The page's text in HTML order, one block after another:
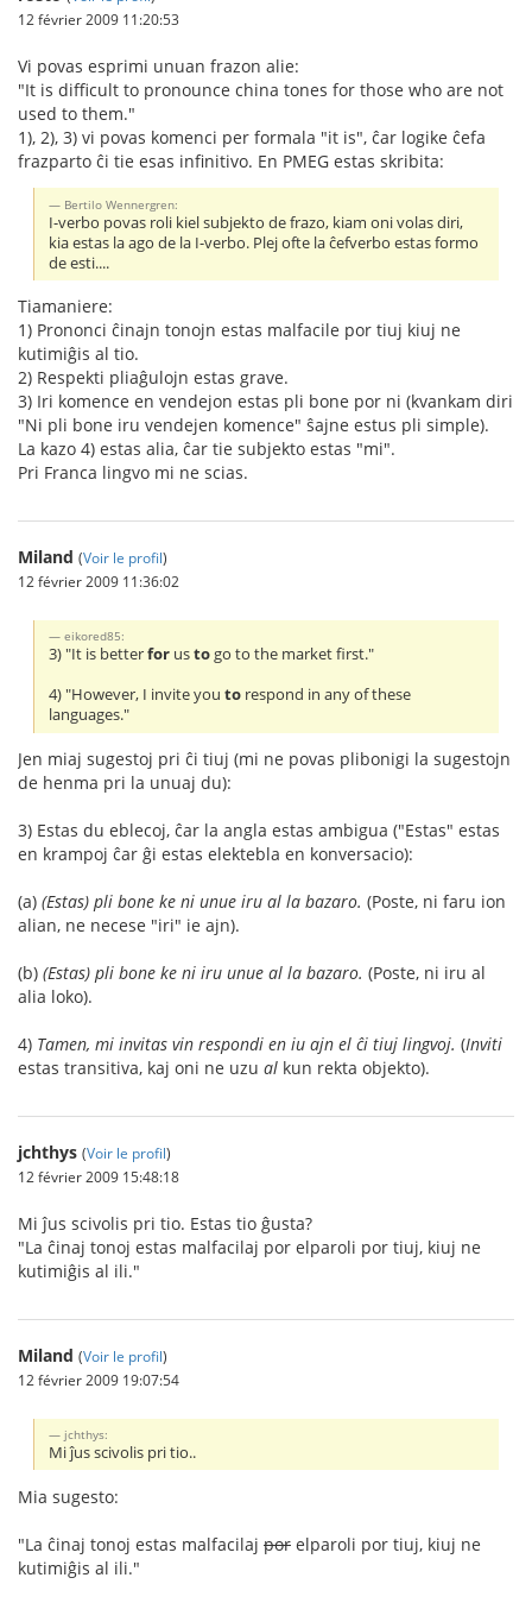
12 février 2009 11:20:53
Vi povas esprimi unuan frazon alie:
"It is difficult to pronounce china tones for those who are not
used to them."
1), 2), 3) vi povas komenci per formala "it is", ĉar logike ĉefa
frazparto ĉi tie esas infinitivo. En PMEG estas skribita:
Bertilo Wennergren:
I-verbo povas roli kiel subjekto de frazo, kiam oni volas diri,
kia estas la ago de la I-verbo. Plej ofte la ĉefverbo estas formo
de esti....
Tiamaniere:
1) Prononci ĉinajn tonojn estas malfacile por tiuj kiuj ne
kutimiĝis al tio.
2) Respekti pliaĝulojn estas grave.
3) Iri komence en vendejon estas pli bone por ni (kvankam diri
"Ni pli bone iru vendejen komence" ŝajne estus pli simple).
La kazo 4) estas alia, ĉar tie subjekto estas "mi".
Pri Franca lingvo mi ne scias.
Miland (Voir le profil)
12 février 2009 11:36:02
eikored85:
3) "It is betterfor ustogo to the market first."
4) "However, I invite youto respond in any of these
languages."
Jen miaj sugestoj pri ĉi tiuj (mi ne povas plibonigi la sugestojn
de henma pri la unuaj du):
3) Estas du eblecoj, ĉar la angla estas ambigua ("Estas" estas
en krampoj ĉar ĝi estas elektebla en konversacio):
(a) (Estas) pli bone ke ni unue iru al la bazaro. (Poste, ni faru ion
alian, ne necese "iri" ie ajn).
(b) (Estas) pli bone ke ni iru unue al la bazaro. (Poste, ni iru al
alia loko).
4) Tamen, mi invitas vin respondi en iu ajn el ĉi tiuj lingvoj. (Inviti
estas transitiva, kaj oni ne uzu al kun rekta objekto).
jchthys (Voir le profil)
12 février 2009 15:48:18
Mi ĵus scivolis pri tio. Estas tio ĝusta?
"La ĉinaj tonoj estas malfacilaj por elparoli por tiuj, kiuj ne
kutimiĝis al ili."
Miland (Voir le profil)
12 février 2009 19:07:54
jchthys:
Mi ĵus scivolis pri tio..
Mia sugesto:
"La ĉinaj tonoj estas malfacilaj por elparoli por tiuj, kiuj ne
kutimiĝis al ili."